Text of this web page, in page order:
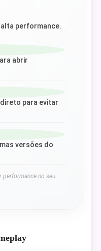
performance.
abrir
para evitar
versões do
performance no seu